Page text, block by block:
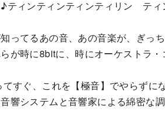
ティンティンティンティリン ティ
ってるあの音、あの音楽が、ぎっ
が時に8bitに、時にオーケストラ
すぐ、これを【極音】でやらずに
響システムと音響家による綿密な